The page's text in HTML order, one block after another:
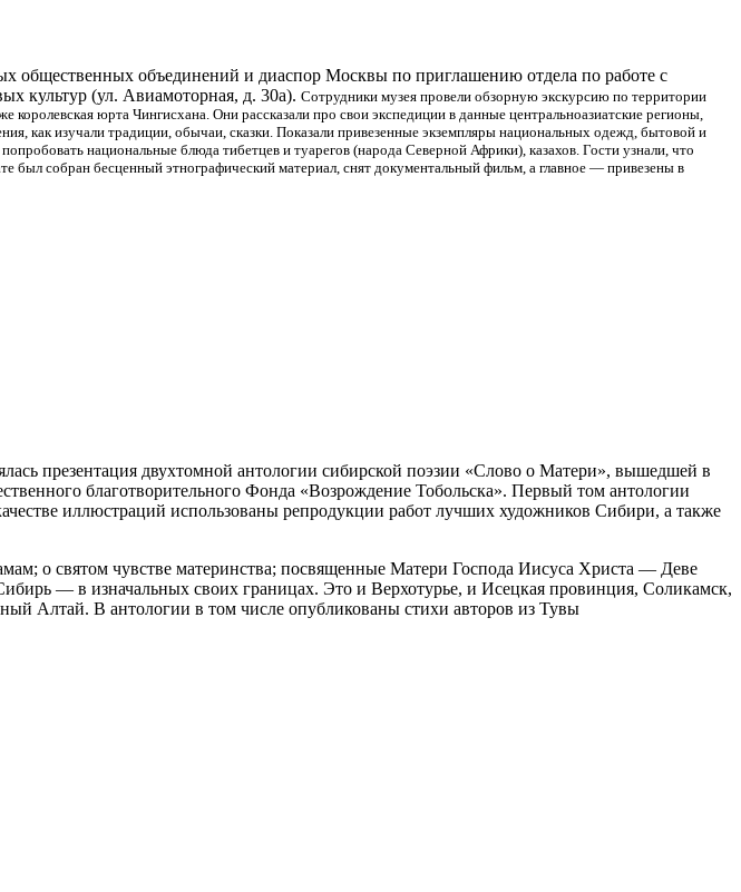
общественных объединений и диаспор Москвы по приглашению отдела по работе с
культур (ул. Авиамоторная, д. 30а). Сотрудники музея провели обзорную экскурсию по территории
королевская юрта Чингисхана. Они рассказали про свои экспедиции в данные центральноазиатские регионы,
как изучали традиции, обычаи, сказки. Показали привезенные экземпляры национальных одежд, бытовой и
национальные блюда тибетцев и туарегов (народа Северной Африки), казахов. Гости узнали, что
был собран бесценный этнографический материал, снят документальный фильм, а главное — привезены в
презентация двухтомной антологии сибирской поэзии «Слово о Матери», вышедшей в
благотворительного Фонда «Возрождение Тобольска». Первый том антологии
иллюстраций использованы репродукции работ лучших художников Сибири, а также
о святом чувстве материнства; посвященные Матери Господа Иисуса Христа — Деве
— в изначальных своих границах. Это и Верхотурье, и Исецкая провинция, Соликамск,
Алтай. В антологии в том числе опубликованы стихи авторов из Тувы